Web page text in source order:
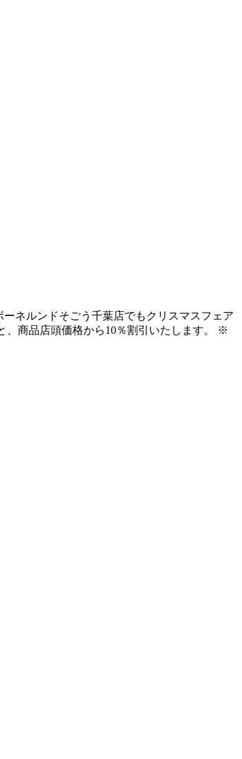
ネルンドそごう千葉店でもクリスマスフェア
、商品店頭価格から10％割引いたします。 ※